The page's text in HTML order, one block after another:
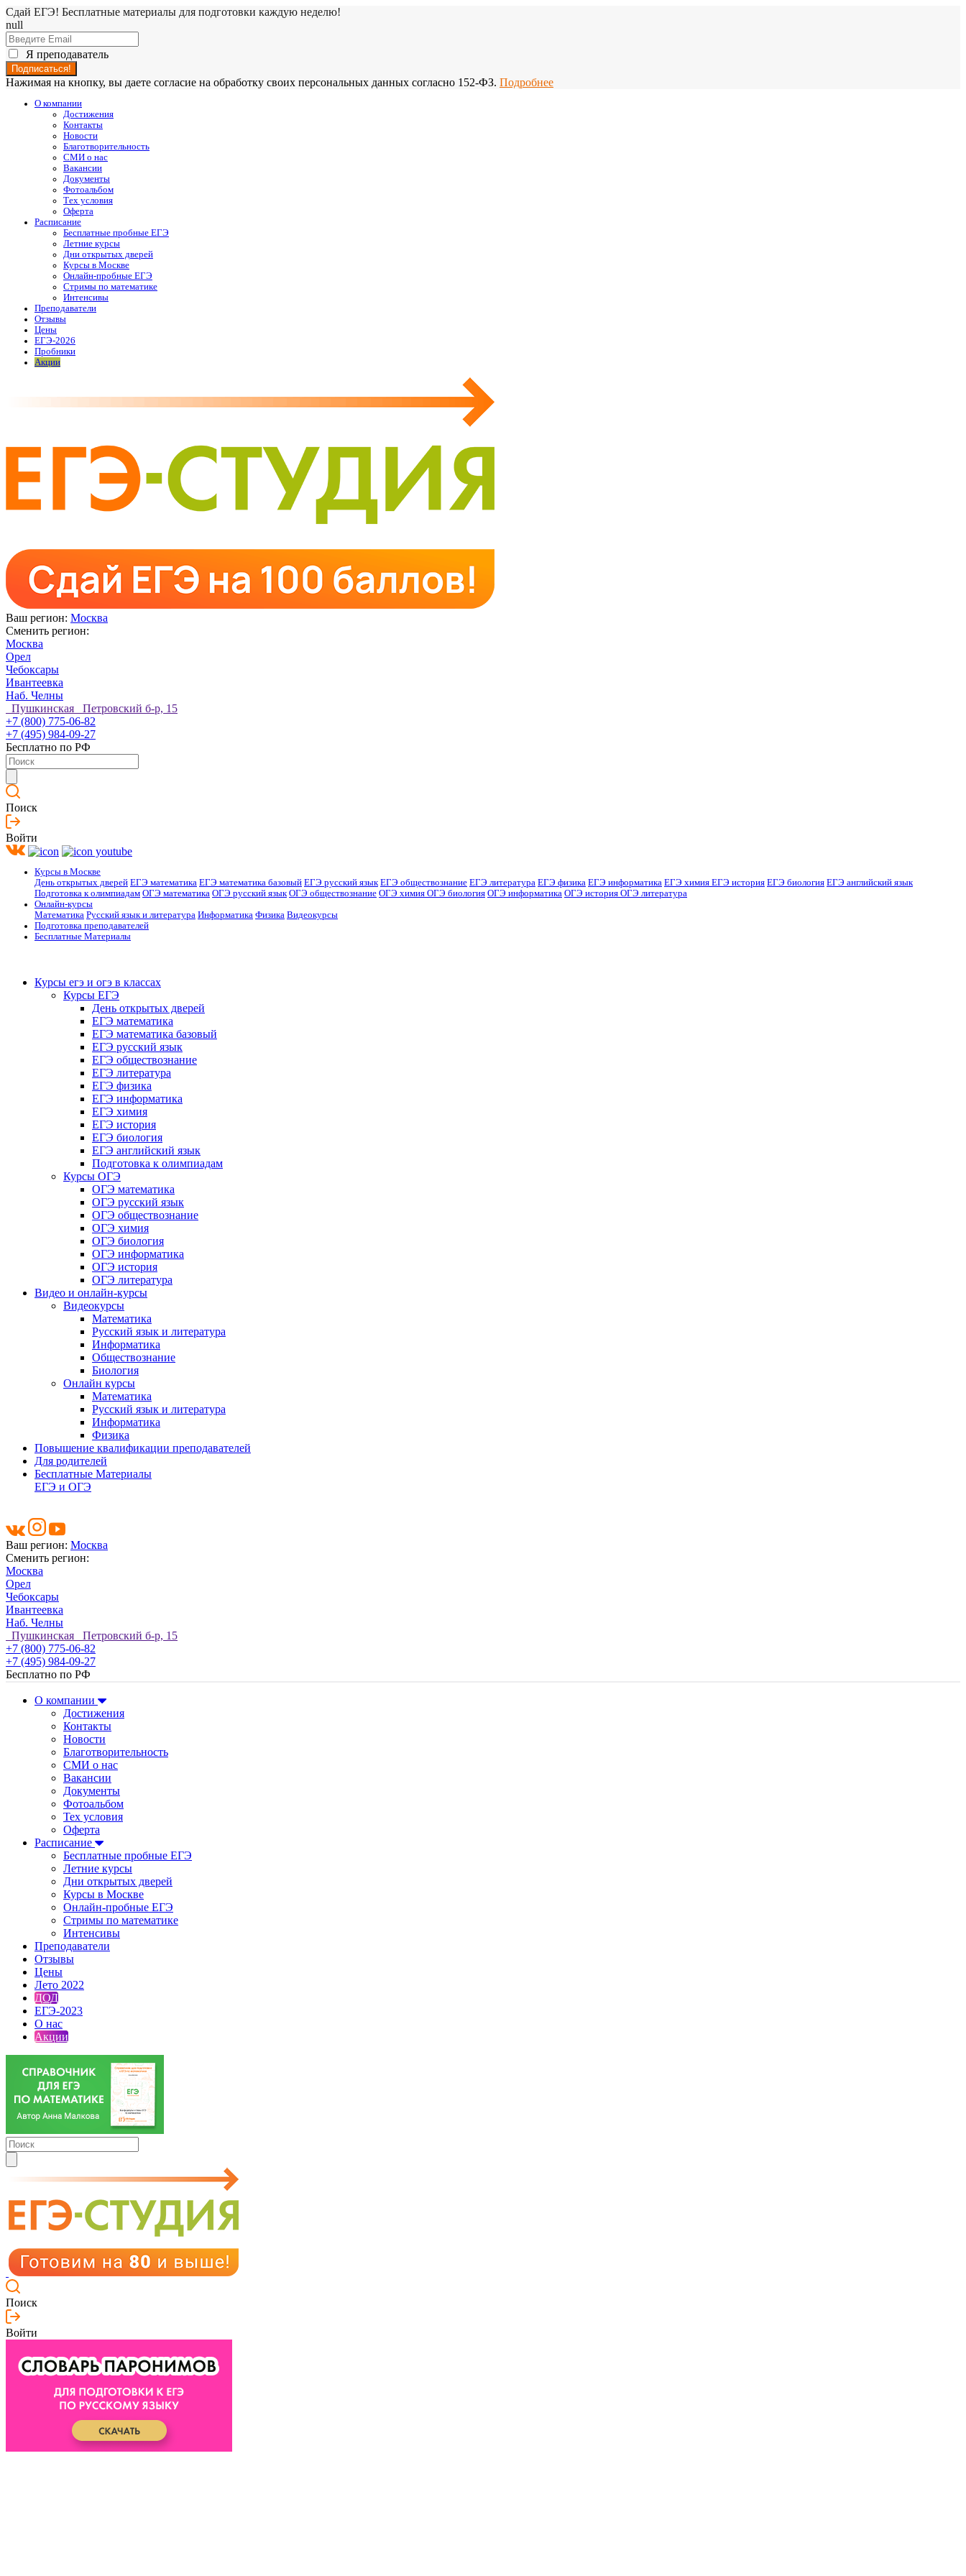
Сдай ЕГЭ! Бесплатные материалы для подготовки каждую неделю!
null
Я преподаватель
Нажимая на кнопку, вы даете согласие на обработку своих персональных данных согласно 152-ФЗ. Подробнее
О компании
Достижения
Контакты
Новости
Благотворительность
СМИ о нас
Вакансии
Документы
Фотоальбом
Тех условия
Оферта
Расписание
Бесплатные пробные ЕГЭ
Летние курсы
Дни открытых дверей
Курсы в Москве
Онлайн-пробные ЕГЭ
Стримы по математике
Интенсивы
Преподаватели
Отзывы
Цены
ЕГЭ-2026
Пробники
Акции
Ваш регион: Москва
Сменить регион:
Москва
Орел
Чебоксары
Ивантеевка
Наб. Челны
Пушкинская Петровский б-р, 15
+7 (800) 775-06-82
+7 (495) 984-09-27
Бесплатно по РФ
Поиск
Войти
Курсы в Москве
День открытых дверей ЕГЭ математика ЕГЭ математика базовый ЕГЭ русский язык ЕГЭ обществознание ЕГЭ литература ЕГЭ физика ЕГЭ информатика ЕГЭ химия ЕГЭ история ЕГЭ биология ЕГЭ английский язык
Подготовка к олимпиадам ОГЭ математика ОГЭ русский язык ОГЭ обществознание ОГЭ химия ОГЭ биология ОГЭ информатика ОГЭ история ОГЭ литература
Онлайн-курсы
Математика Русский язык и литература Информатика Физика Видеокурсы
Подготовка преподавателей
Бесплатные Материалы
Курсы егэ и огэ в классах
Курсы ЕГЭ
День открытых дверей
ЕГЭ математика
ЕГЭ математика базовый
ЕГЭ русский язык
ЕГЭ обществознание
ЕГЭ литература
ЕГЭ физика
ЕГЭ информатика
ЕГЭ химия
ЕГЭ история
ЕГЭ биология
ЕГЭ английский язык
Подготовка к олимпиадам
Курсы ОГЭ
ОГЭ математика
ОГЭ русский язык
ОГЭ обществознание
ОГЭ химия
ОГЭ биология
ОГЭ информатика
ОГЭ история
ОГЭ литература
Видео и онлайн-курсы
Видеокурсы
Математика
Русский язык и литература
Информатика
Обществознание
Биология
Онлайн курсы
Математика
Русский язык и литература
Информатика
Физика
Повышение квалификации преподавателей
Для родителей
Бесплатные Материалы
ЕГЭ и ОГЭ
Ваш регион: Москва
Сменить регион:
Москва
Орел
Чебоксары
Ивантеевка
Наб. Челны
Пушкинская Петровский б-р, 15
+7 (800) 775-06-82
+7 (495) 984-09-27
Бесплатно по РФ
О компании
Достижения
Контакты
Новости
Благотворительность
СМИ о нас
Вакансии
Документы
Фотоальбом
Тех условия
Оферта
Расписание
Бесплатные пробные ЕГЭ
Летние курсы
Дни открытых дверей
Курсы в Москве
Онлайн-пробные ЕГЭ
Стримы по математике
Интенсивы
Преподаватели
Отзывы
Цены
Лето 2022
ДОД
ЕГЭ-2023
О нас
Акции
Поиск
Войти